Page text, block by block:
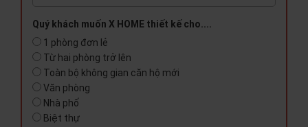
Quý khách muốn X HOME thiết kế cho....
1 phòng đơn lẻ
Từ hai phòng trở lên
Toàn bộ không gian căn hộ mới
Văn phòng
Nhà phố
Biệt thự